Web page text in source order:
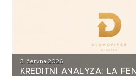
3. června 2026
KREDITNÍ ANALÝZA: LA